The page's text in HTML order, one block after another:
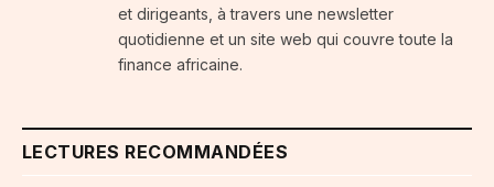
et dirigeants, à travers une newsletter
quotidienne et un site web qui couvre toute la
finance africaine.
LECTURES RECOMMANDÉES